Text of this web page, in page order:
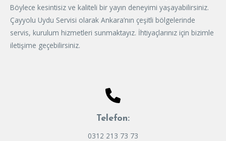
Böylece kesintisiz ve kaliteli bir yayın deneyimi yaşayabilirsiniz.
Çayyolu Uydu Servisi olarak Ankara’nın çeşitli bölgelerinde
servis, kurulum hizmetleri sunmaktayız. İhtiyaçlarınız için bizimle
iletişime geçebilirsiniz.
Telefon:
0312 213 73 73